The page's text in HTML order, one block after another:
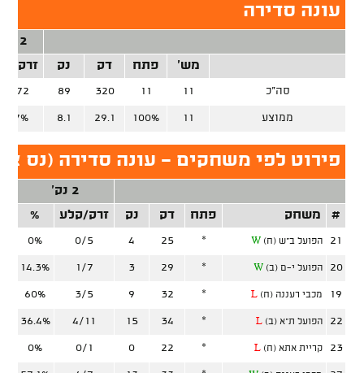
עונה סדירה
2 נק'
מש'
פתח דק נק זרק/
סה"כ 11
11
320
89
72
ממוצע 11
100%
29.1
8.1
פירוט לפי משחקים - עונה סדירה (נס
2 נק'
#
משחק פתח דק נק זרק/קלע %
21 הפועל ב"ש (ח) W
*
25
4
0/5
0%
20 הפועל י-ם (ב) W
*
29
3
1/7
14.3%
19 מכבי רעננה (ח) L
*
32
9
3/5
60%
22 הפועל ת"א (ב) L
*
34
15
4/11
36.4%
23 קריית אתא (ח) L
*
22
0
0/1
0%